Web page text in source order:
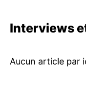
Interviews